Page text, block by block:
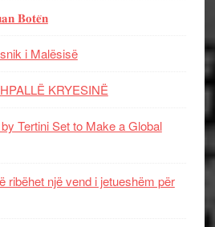
𝐁𝐨𝐭𝐞̈𝐧
i Malësisë
KRYESINË
Tertini Set to Make a Global
ribëhet një vend i jetueshëm për